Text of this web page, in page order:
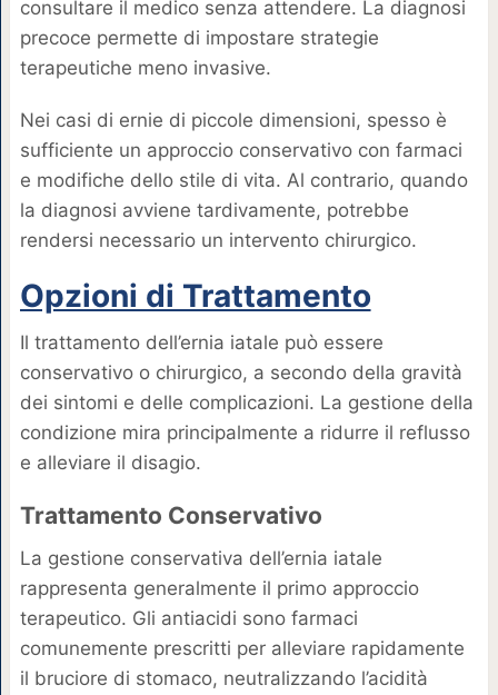
consultare il medico senza attendere. La diagnosi
precoce permette di impostare strategie
terapeutiche meno invasive.
Nei casi di ernie di piccole dimensioni, spesso è
sufficiente un approccio conservativo con farmaci
e modifiche dello stile di vita. Al contrario, quando
la diagnosi avviene tardivamente, potrebbe
rendersi necessario un intervento chirurgico.
Opzioni di Trattamento
Il trattamento dell’ernia iatale può essere
conservativo o chirurgico, a secondo della gravità
dei sintomi e delle complicazioni. La gestione della
condizione mira principalmente a ridurre il reflusso
e alleviare il disagio.
Trattamento Conservativo
La gestione conservativa dell’ernia iatale
rappresenta generalmente il primo approccio
terapeutico. Gli antiacidi sono farmaci
comunemente prescritti per alleviare rapidamente
il bruciore di stomaco, neutralizzando l’acidità